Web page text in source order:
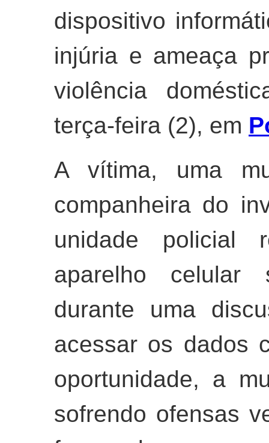
dispositivo
injúria e ameaça
violência
terça-feira (2), em
A vítima, uma
companheira do
unidade policial
aparelho celular
durante uma
acessar os dados
oportunidade, a
sofrendo ofensas